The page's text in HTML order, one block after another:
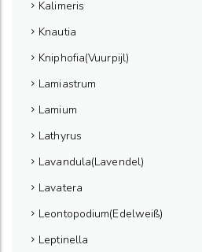
Kalimeris
Knautia
Kniphofia(Vuurpijl)
Lamiastrum
Lamium
Lathyrus
Lavandula(Lavendel)
Lavatera
Leontopodium(Edelweiß)
Leptinella